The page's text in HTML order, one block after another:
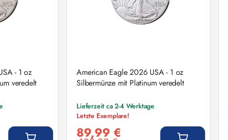
- 1 oz
veredelt
American Eagle 2026 USA - 1 oz
Silbermünze mit Platinum veredelt
Lieferzeit ca 2-4 Werktage
Letzte Exemplare!
89,99 €